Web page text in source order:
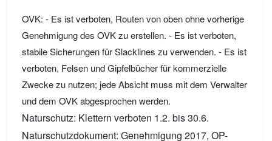
OVK: - Es ist verboten, Routen von oben ohne vorherige
Genehmigung des OVK zu erstellen. - Es ist verboten,
stabile Sicherungen für Slacklines zu verwenden. - Es ist
verboten, Felsen und Gipfelbücher für kommerzielle
Zwecke zu nutzen; jede Absicht muss mit dem Verwalter
und dem OVK abgesprochen werden.
Naturschutz: Klettern verboten 1.2. bis 30.6.
Naturschutzdokument: Genehmigung 2017, OP-